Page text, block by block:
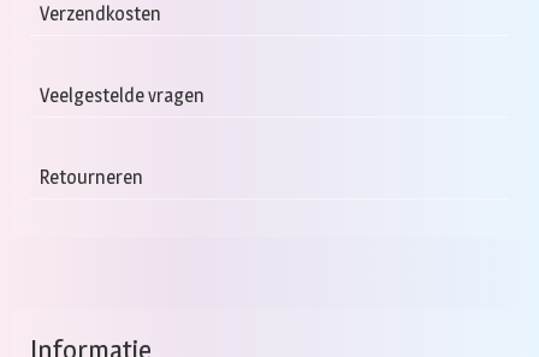
Verzendkosten
Veelgestelde vragen
Retourneren
Informatie